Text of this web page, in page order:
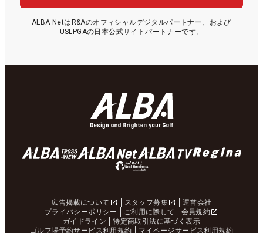
ALBA NetはR&Aのオフィシャルデジタルパートナー、および
USLPGAの日本公式サイトパートナーです。
広告掲載について スタッフ募集
運営会社
プライバシーポリシー
ご利用に際して
会員規約
ガイドライン
特定商取引法に基づく表示
ゴルフ場予約サービス利用規約
マイページサービス利用規約